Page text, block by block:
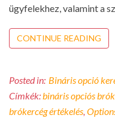
ügyfelekhez, valamint a
CONTINUE READING
Posted in: Bináris opció
Címkék:bináris opciós
brókercég értékelés,